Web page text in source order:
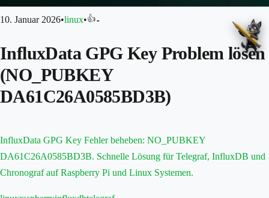
10. Januar 2026•linux•👍-
InfluxData GPG Key Problem lösen
(NO_PUBKEY
DA61C26A0585BD3B)
InfluxData GPG Key Fehler beheben: NO_PUBKEY
DA61C26A0585BD3B. Schnelle Lösung für Telegraf, InfluxDB und
Chronograf auf Raspberry Pi und Linux Systemen.